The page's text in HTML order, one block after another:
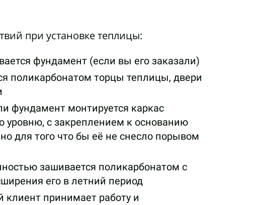
при установке теплицы:
фундамент (если вы его заказали)
поликарбонатом торцы теплицы, двери
фундамент монтируется каркас
уровню, с закреплением к основанию
для того что бы её не снесло порывом
зашивается поликарбонатом с
его в летний период
принимает работу и